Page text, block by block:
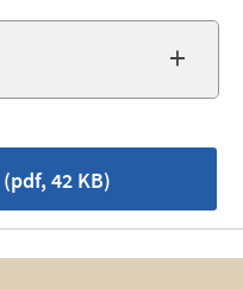
(pdf, 42 KB)